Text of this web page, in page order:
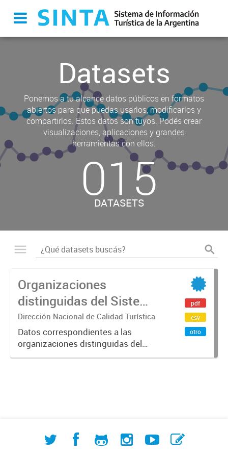
Datasets
Ponemos a tu alcance datos públicos en formatos
abiertos para que puedas usarlos, modificarlos y
compartirlos. Estos datos son tuyos. Podés crear
visualizaciones, aplicaciones y grandes
herramientas con ellos.
015
DATASETS
Organizaciones
distinguidas del Sistema
Argentino de Calidad
Turística (SACT)
Dirección Nacional de Calidad Turística
Datos correspondientes a las
organizaciones distinguidas del
Sistema Argentino de Calidad
pdf
csv
otro